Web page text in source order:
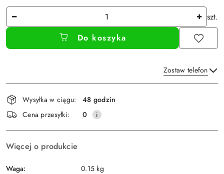
Ilość
szt.
Do koszyka
Zostaw telefon
Wyślij
Dostępność
i
dostawa
Wysyłka w ciągu:
48 godzin
Cena przesyłki:
0
Więcej o produkcie
Waga: 0.15 kg